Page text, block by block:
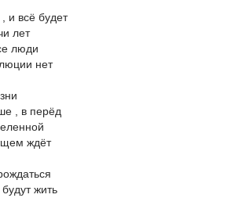
и всё будет
лет
люди
нет
, в перёд
ждёт
жить